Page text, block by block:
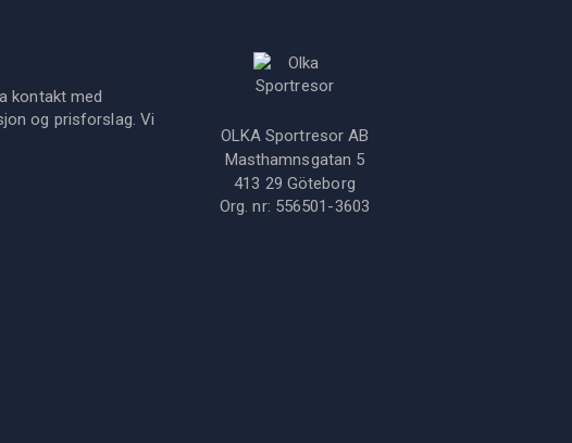
kontakt med
og prisforslag. Vi
OLKA Sportresor AB
Masthamnsgatan 5
413 29 Göteborg
Org. nr: 556501-3603